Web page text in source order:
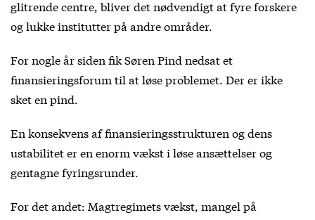
glitrende centre, bliver det nødvendigt at fyre forskere
og lukke institutter på andre områder.
For nogle år siden fik Søren Pind nedsat et
finansieringsforum til at løse problemet. Der er ikke
sket en pind.
En konsekvens af finansieringsstrukturen og dens
ustabilitet er en enorm vækst i løse ansættelser og
gentagne fyringsrunder.
For det andet: Magtregimets vækst, mangel på